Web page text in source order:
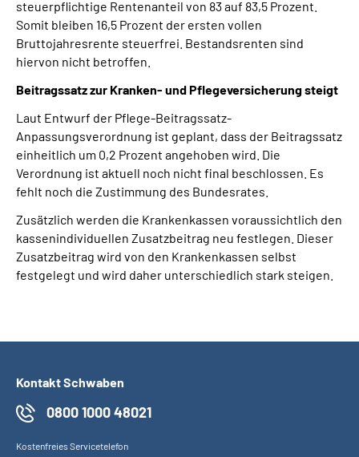
steuerpflichtige Rentenanteil von 83 auf 83,5 Prozent.
Somit bleiben 16,5 Prozent der ersten vollen
Bruttojahresrente steuerfrei. Bestandsrenten sind
hiervon nicht betroffen.
Beitragssatz zur Kranken- und Pflegeversicherung steigt
Laut Entwurf der Pflege-Beitragssatz-
Anpassungsverordnung ist geplant, dass der Beitragssatz
einheitlich um 0,2 Prozent angehoben wird. Die
Verordnung ist aktuell noch nicht final beschlossen. Es
fehlt noch die Zustimmung des Bundesrates.
Zusätzlich werden die Krankenkassen voraussichtlich den
kassenindividuellen Zusatzbeitrag neu festlegen. Dieser
Zusatzbeitrag wird von den Krankenkassen selbst
festgelegt und wird daher unterschiedlich stark steigen.
Kontakt Schwaben
0800 1000 48021
Kostenfreies Servicetelefon